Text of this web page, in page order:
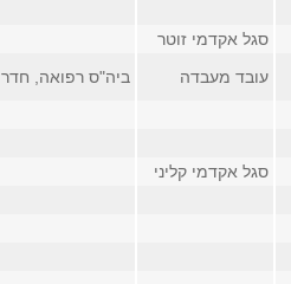
סגל אקדמי זוטר
עובד מעבדה ביה"ס רפואה, חדר 840
סגל אקדמי קליני